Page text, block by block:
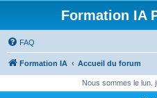
Formation IA
FAQ
Formation IA Accueil du forum
Nous sommes le lun.